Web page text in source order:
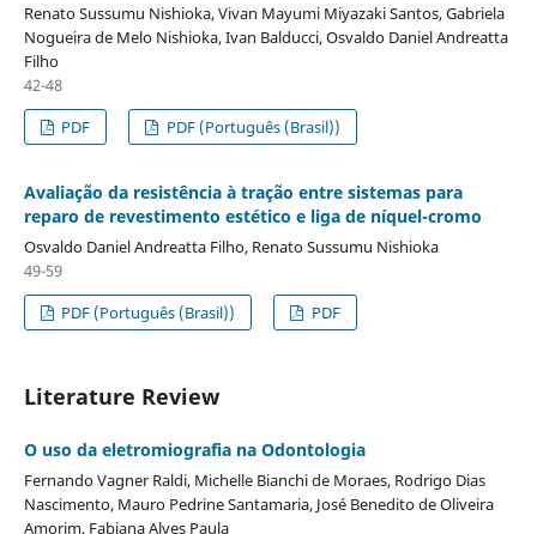
Renato Sussumu Nishioka, Vivan Mayumi Miyazaki Santos, Gabriela
Nogueira de Melo Nishioka, Ivan Balducci, Osvaldo Daniel Andreatta
Filho
42-48
PDF
PDF (Português (Brasil))
Avaliação da resistência à tração entre sistemas para
reparo de revestimento estético e liga de níquel-cromo
Osvaldo Daniel Andreatta Filho, Renato Sussumu Nishioka
49-59
PDF (Português (Brasil))
PDF
Literature Review
O uso da eletromiografia na Odontologia
Fernando Vagner Raldi, Michelle Bianchi de Moraes, Rodrigo Dias
Nascimento, Mauro Pedrine Santamaria, José Benedito de Oliveira
Amorim, Fabiana Alves Paula